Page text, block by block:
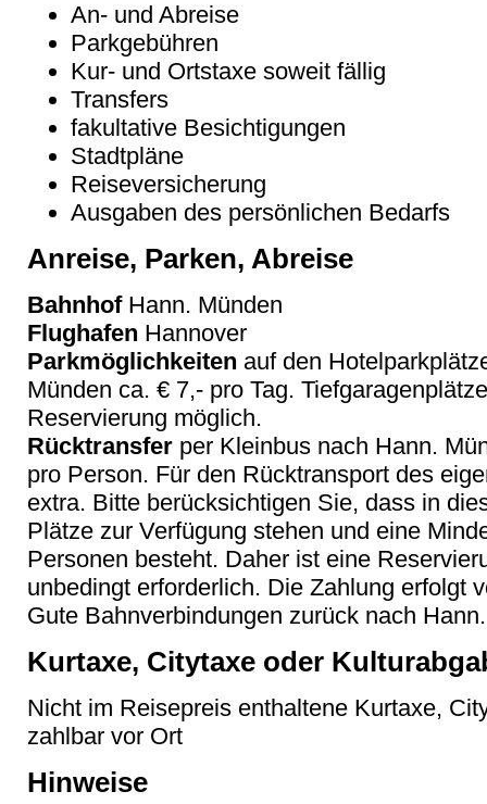
An- und Abreise
Parkgebühren
Kur- und Ortstaxe soweit fällig
Transfers
fakultative Besichtigungen
Stadtpläne
Reiseversicherung
Ausgaben des persönlichen Bedarfs
Anreise, Parken, Abreise
BahnhofHann. Münden
Flughafen Hannover
Parkmöglichkeiten auf den
Münden ca. € 7,- pro Tag.
Reservierung möglich.
Rücktransfer per Kleinbus nach Hann.
pro Person. Für den Rücktransport des
extra. Bitte berücksichtigen Sie, dass in
Plätze zur Verfügung stehen und eine
Personen besteht. Daher ist eine
unbedingt erforderlich. Die Zahlung erfolgt
Gute Bahnverbindungen zurück nach
Kurtaxe, Citytaxe oder
Nicht im Reisepreis enthaltene Kurtaxe,
zahlbar vor Ort
Hinweise